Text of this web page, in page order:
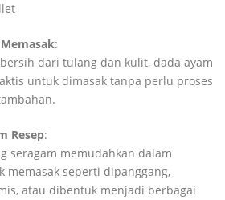
:
dari tulang dan kulit, dada ayam
untuk dimasak tanpa perlu proses
Resep:
seragam memudahkan dalam
memasak seperti dipanggang,
atau dibentuk menjadi berbagai